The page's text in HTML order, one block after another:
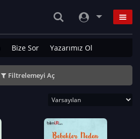
Bize Sor Yazarımız Ol
Filtrelemeyi Aç